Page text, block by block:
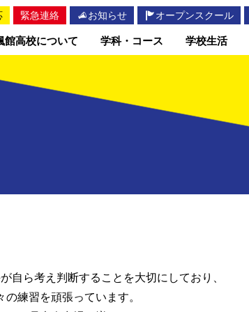
館高校について
学科・コース 学校生活
緊急連絡 お知らせ オープンスクール
自ら考え判断することを大切にしており、
練習を頑張っています。